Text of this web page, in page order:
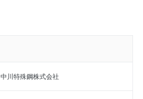
中川特殊鋼株式会社